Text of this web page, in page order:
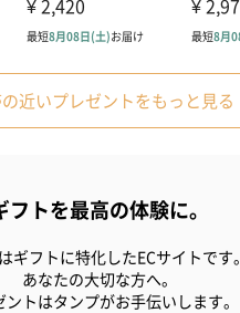
近いプレゼントをもっと見る
フトを最高の体験に。
ギフトに特化したECサイトです。
あなたの大切な方へ。
ントはタンプがお手伝いします。